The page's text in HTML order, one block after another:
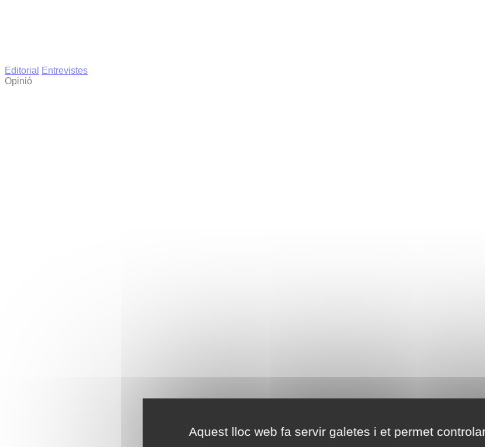
Aquest lloc web fa servir galetes i et permet
Editorial
Entrevistes
Opinió